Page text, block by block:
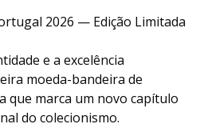
2026 — Edição Limitada
e a excelência
moeda-bandeira de
que marca um novo capítulo
do colecionismo.